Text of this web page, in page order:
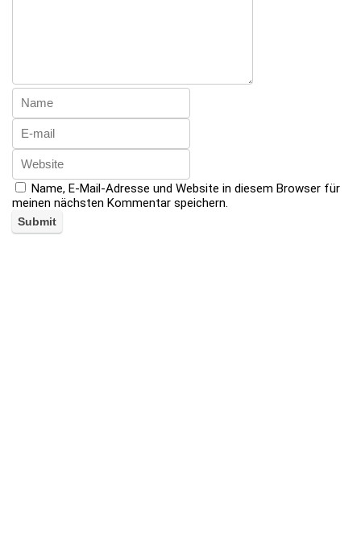
Name, E-Mail-Adresse und Website in diesem Browser für
meinen nächsten Kommentar speichern.